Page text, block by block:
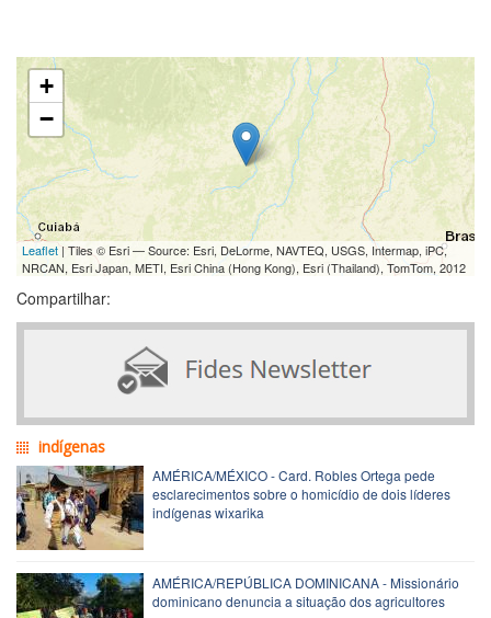
+
−
Leaflet | Tiles © Esri — Source: Esri, DeLorme, NAVTEQ, USGS, Intermap, iPC,
NRCAN, Esri Japan, METI, Esri China (Hong Kong), Esri (Thailand), TomTom, 2012
Compartilhar:
indígenas
AMÉRICA/MÉXICO - Card. Robles Ortega pede
esclarecimentos sobre o homicídio de dois líderes
indígenas wixarika
AMÉRICA/REPÚBLICA DOMINICANA - Missionário
dominicano denuncia a situação dos agricultores